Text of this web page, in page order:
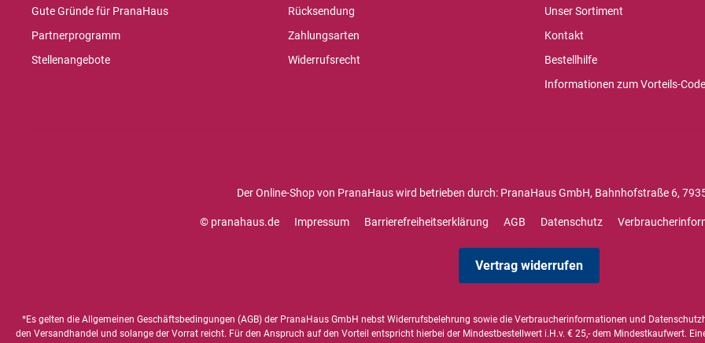
Gute Gründe für PranaHaus
Partnerprogramm
Stellenangebote
Rücksendung
Zahlungsarten
Widerrufsrecht
Unser Sortiment
Kontakt
Bestellhilfe
Informationen zum Vorteils-Code
Der Online-Shop von PranaHaus wird betrieben durch: PranaHaus GmbH, Bahnhofstraße 6,
© pranahaus.de Impressum Barrierefreiheitserklärung AGB Datenschutz
Vertrag widerrufen
*Es gelten die Allgemeinen Geschäftsbedingungen (AGB) der PranaHaus GmbH nebst Widerrufsbelehrung sowie die Verbraucherinformationen und
den Versandhandel und solange der Vorrat reicht. Für den Anspruch auf den Vorteil entspricht hierbei der Mindestbestellwert i.H.v. € 25,- dem Mindestkaufwert.